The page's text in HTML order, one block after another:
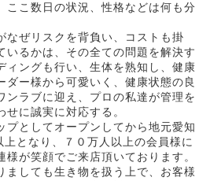
ここ数日の状況、性格などは何も分
なぜリスクを背負い、コストも掛
いるかは、その全ての問題を解決す
ィングも行い、生体を熟知し、健康
ダー様から可愛いく、健康状態の良
ンラブに迎え、プロの私達が管理を
せに誠実に対応する。
プとしてオープンしてから地元愛知
となり、７０万人以上の会員様に
様が笑顔でご来店頂いております。
ましても生き物を扱う上で、お客様